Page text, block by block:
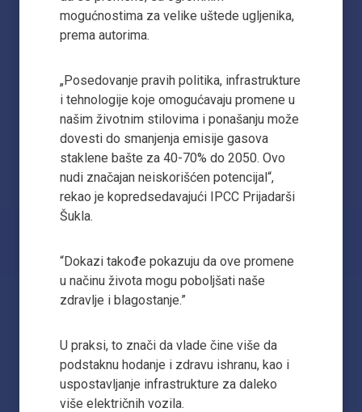
mogućnostima za velike uštede ugljenika,
prema autorima.
„Posedovanje pravih politika, infrastrukture
i tehnologije koje omogućavaju promene u
našim životnim stilovima i ponašanju može
dovesti do smanjenja emisije gasova
staklene bašte za 40-70% do 2050. Ovo
nudi značajan neiskorišćen potencijal“,
rekao je kopredsedavajući IPCC Prijadarši
Šukla.
“Dokazi takođe pokazuju da ove promene
u načinu života mogu poboljšati naše
zdravlje i blagostanje.”
U praksi, to znači da vlade čine više da
podstaknu hodanje i zdravu ishranu, kao i
uspostavljanje infrastrukture za daleko
više električnih vozila.